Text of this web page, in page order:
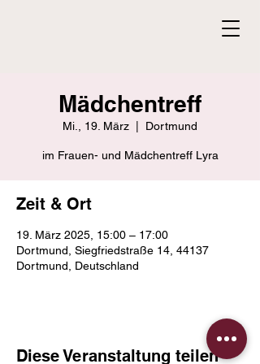
Mädchentreff
Mi., 19. März Dortmund
im Frauen- und Mädchentreff Lyra
Zeit & Ort
19. März 2025, 15:00 – 17:00
Dortmund, Siegfriedstraße 14, 44137
Dortmund, Deutschland
Diese Veranstaltung teilen